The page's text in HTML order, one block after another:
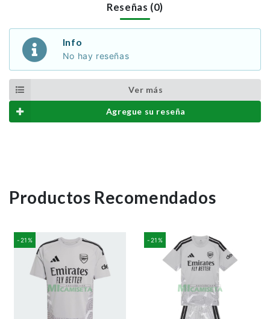
Reseñas (0)
Info
No hay reseñas
Ver más
Agregue su reseña
Productos Recomendados
-21% -21%